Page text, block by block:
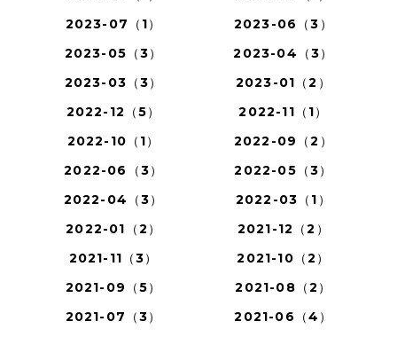
2023-07（1）
2023-06（3）
2023-05（3）
2023-04（3）
2023-03（3）
2023-01（2）
2022-12（5）
2022-11（1）
2022-10（1）
2022-09（2）
2022-06（3）
2022-05（3）
2022-04（3）
2022-03（1）
2022-01（2）
2021-12（2）
2021-11（3）
2021-10（2）
2021-09（5）
2021-08（2）
2021-07（3）
2021-06（4）